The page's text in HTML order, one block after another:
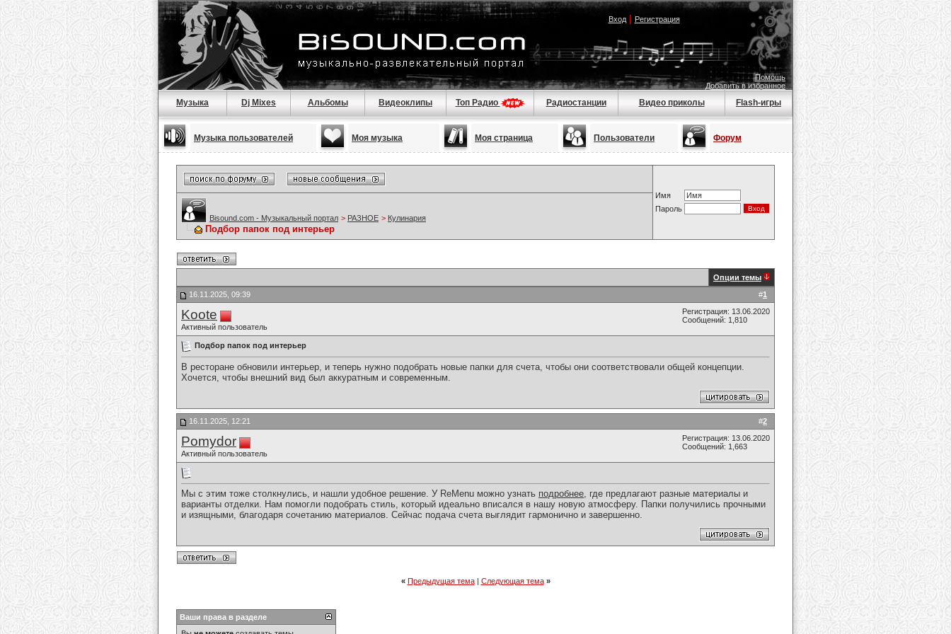
Вход| Регистрация
Помощь
Добавить в избранное
Музыка Dj Mixes Альбомы Видеоклипы Топ Радио Радиостанции Видео приколы Flash-игры
Музыка пользователей Моя музыка Моя страница Пользователи Форум
Имя
Пароль
Bisound.com - Музыкальный портал > РАЗНОЕ > Кулинария
Подбор папок под интерьер
Опции темы
#1
16.11.2025, 09:39
Koote
Активный пользователь
Регистрация: 13.06.2020
Сообщений: 1,810
Подбор папок под интерьер
В ресторане обновили интерьер, и теперь нужно подобрать новые папки для счета, чтобы они соответствовали общей концепции.
Хочется, чтобы внешний вид был аккуратным и современным.
#2
16.11.2025, 12:21
Pomydor
Активный пользователь
Регистрация: 13.06.2020
Сообщений: 1,663
Мы с этим тоже столкнулись, и нашли удобное решение. У ReMenu можно узнать подробнее, где предлагают разные материалы и
варианты отделки. Нам помогли подобрать стиль, который идеально вписался в нашу новую атмосферу. Папки получились прочными
и изящными, благодаря сочетанию материалов. Сейчас подача счета выглядит гармонично и завершенно.
« Предыдущая тема| Следующая тема »
Ваши права в разделе